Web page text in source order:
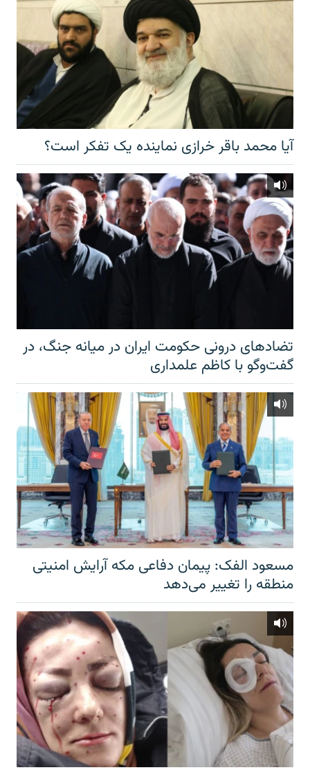
آیا محمد باقر خرازی نماینده یک تفکر است؟
تضادهای درونی حکومت ایران در میانه جنگ، در
گفت‌‌وگو با کاظم علمداری
مسعود الفک: پیمان دفاعی مکه آرایش امنیتی
منطقه را تغییر می‌دهد